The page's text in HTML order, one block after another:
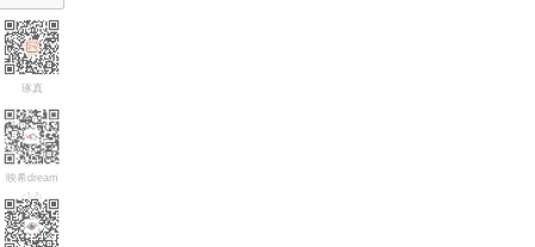
琢真
映希dream
club